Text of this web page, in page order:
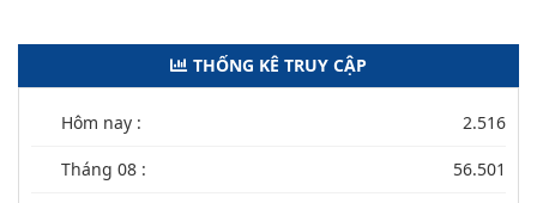
THỐNG KÊ TRUY CẬP
Hôm nay : 2.516
Tháng 08 : 56.501